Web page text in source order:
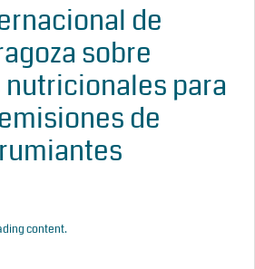
de
sobre
para
de
content.